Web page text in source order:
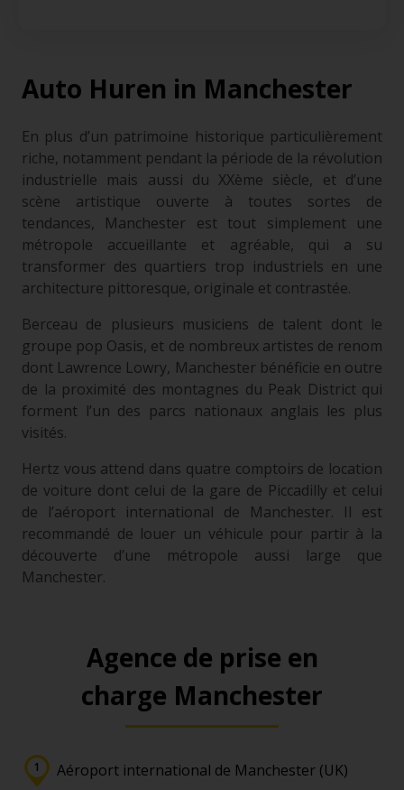
Auto Huren in Manchester
En plus d’un patrimoine historique particulièrement
riche, notamment pendant la période de la révolution
industrielle mais aussi du XXème siècle, et d’une
scène artistique ouverte à toutes sortes de
tendances, Manchester est tout simplement une
métropole accueillante et agréable, qui a su
transformer des quartiers trop industriels en une
architecture pittoresque, originale et contrastée.
Berceau de plusieurs musiciens de talent dont le
groupe pop Oasis, et de nombreux artistes de renom
dont Lawrence Lowry, Manchester bénéficie en outre
de la proximité des montagnes du Peak District qui
forment l’un des parcs nationaux anglais les plus
visités.
Hertz vous attend dans quatre comptoirs de location
de voiture dont celui de la gare de Piccadilly et celui
de l’aéroport international de Manchester. Il est
recommandé de louer un véhicule pour partir à la
découverte d’une métropole aussi large que
Manchester.
Agence de prise en
charge Manchester
Aéroport international de Manchester (UK)